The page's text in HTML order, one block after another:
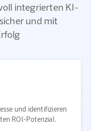
integrierten KI-
und mit
und identifizieren
ROI-Potenzial.